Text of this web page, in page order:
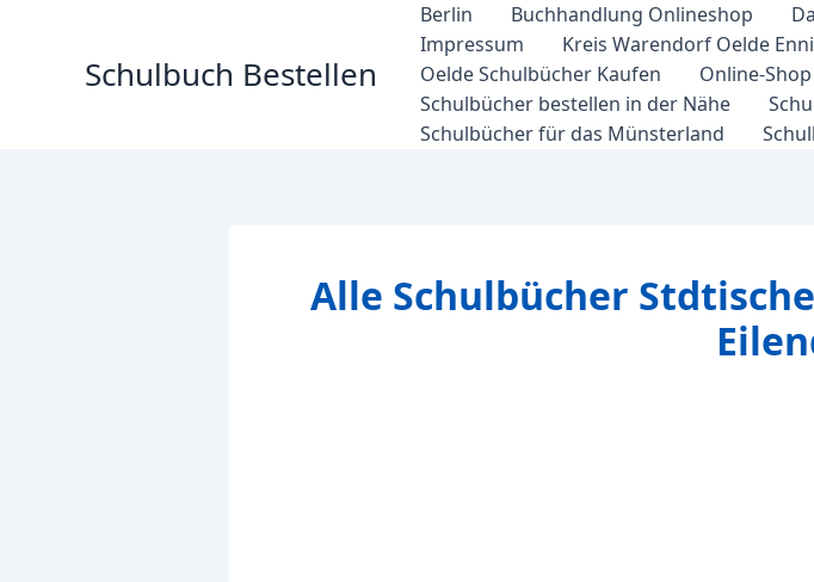
Schulbuch Bestellen
Berlin Buchhandlung Onlineshop
Impressum
Kreis Warendorf Oelde
Oelde Schulbücher Kaufen
Online-
Schulbücher bestellen in der Nähe
Schulbücher für das Münsterland
Alle Schulbücher